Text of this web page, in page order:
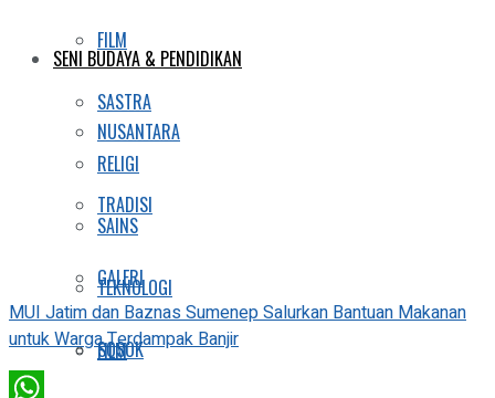
FILM
SASTRA
RELIGI
SAINS
TEKNOLOGI
SOSOK
SENI BUDAYA & PENDIDIKAN
NUSANTARA
TRADISI
GALERI
FILM
MUI Jatim dan Baznas Sumenep Salurkan Bantuan Makanan
untuk Warga Terdampak Banjir